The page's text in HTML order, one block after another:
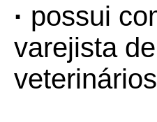
· possui
varejista